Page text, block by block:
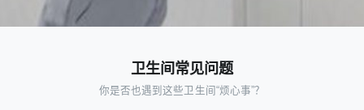
卫生间常见问题
你是否也遇到这些卫生间“烦心事”？